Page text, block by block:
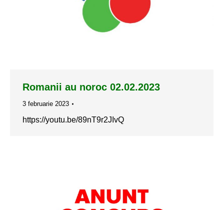
Romanii au noroc 02.02.2023
3 februarie 2023
https://youtu.be/89nT9r2JIvQ